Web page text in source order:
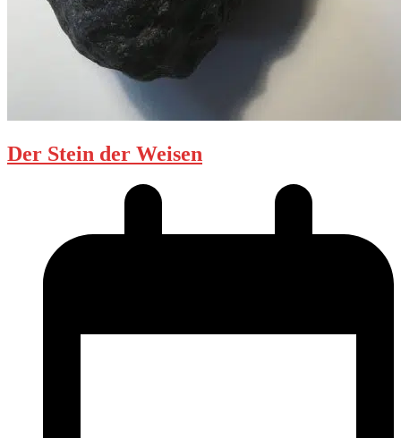
Der Stein der Weisen